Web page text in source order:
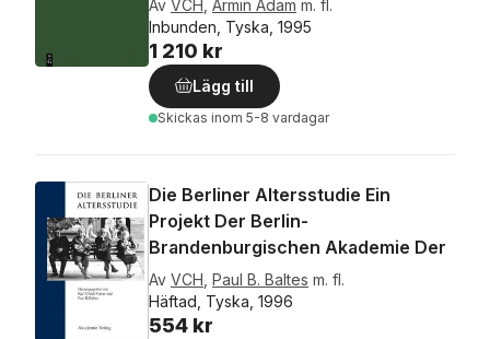
Av VCH Armin Âdam m. fl.
Inbunden, Tyska, 1995
1 210 kr
Lägg till
Skickas inom 5-8 vardagar
Die Berliner Altersstudie Ein
Projekt Der Berlin-
Brandenburgischen Akademie Der
Av VCH Paul B. Baltes m. fl.
Häftad, Tyska, 1996
554 kr